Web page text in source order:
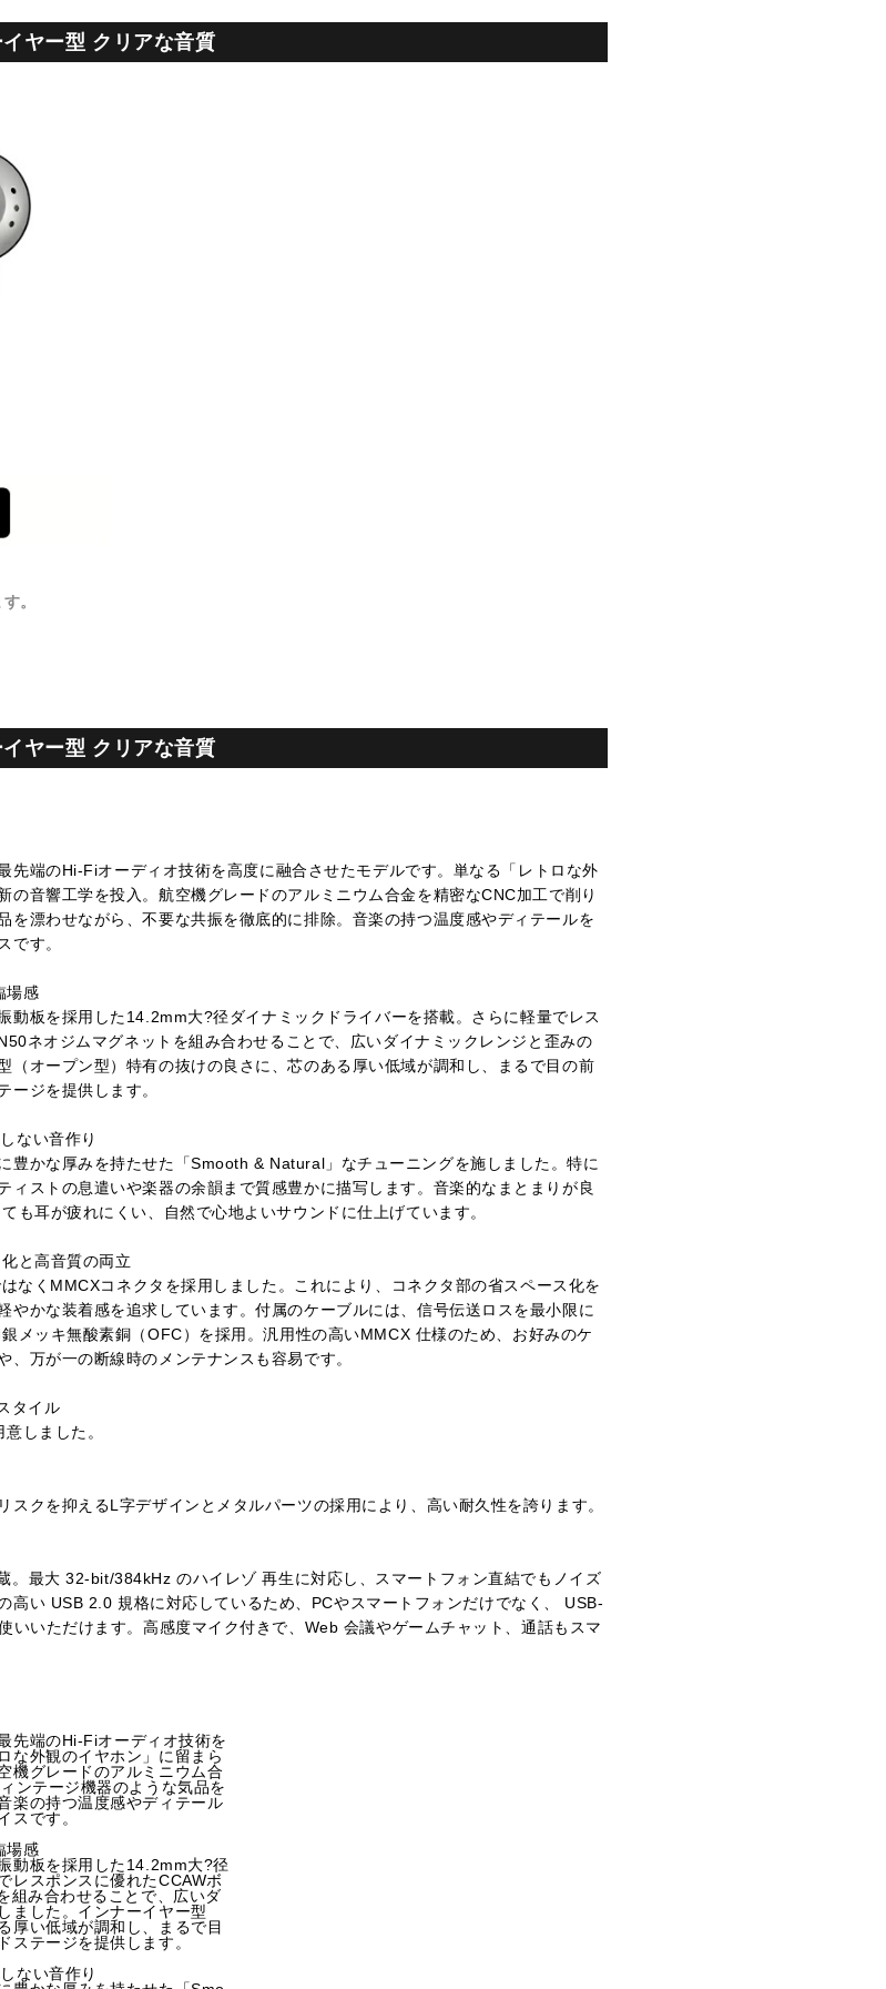
ヤー型 クリアな音質
。
ヤー型 クリアな音質
先端のHi-Fiオーディオ技術を高度に融合させたモデルです。単なる「レトロな外
の音響工学を投入。航空機グレードのアルミニウム合金を精密なCNC加工で削り
を漂わせながら、不要な共振を徹底的に排除。音楽の持つ温度感やディテールを
です。
場感
動板を採用した14.2mm大?径ダイナミックドライバーを搭載。さらに軽量でレス
ネオジムマグネットを組み合わせることで、広いダイナミックレンジと歪みの
（オープン型）特有の抜けの良さに、芯のある厚い低域が調和し、まるで目の前
ージを提供します。
ない音作り
豊かな厚みを持たせた「Smooth & Natural」なチューニングを施しました。特に
ィストの息遣いや楽器の余韻まで質感豊かに描写します。音楽的なまとまりが良
も耳が疲れにくい、自然で心地よいサウンドに仕上げています。
と高音質の両立
なくMMCXコネクタを採用しました。これにより、コネクタ部の省スペース化を
やかな装着感を追求しています。付属のケーブルには、信号伝送ロスを最小限に
メッキ無酸素銅（OFC）を採用。汎用性の高いMMCX 仕様のため、お好みのケ
万が一の断線時のメンテナンスも容易です。
タイル
しました。
クを抑えるL字デザインとメタルパーツの採用により、高い耐久性を誇ります。
。最大 32-bit/384kHz のハイレゾ 再生に対応し、スマートフォン直結でもノイズ
高い USB 2.0 規格に対応しているため、PCやスマートフォンだけでなく、 USB-
いいただけます。高感度マイク付きで、Web 会議やゲームチャット、通話もスマ
先端のHi-Fiオーディオ技術を
な外観のイヤホン」に留まら
機グレードのアルミニウム合
ンテージ機器のような気品を
楽の持つ温度感やディテール
スです。
場感
動板を採用した14.2mm大?径
レスポンスに優れたCCAWボ
組み合わせることで、広いダ
ました。インナーイヤー型
厚い低域が調和し、まるで目
ステージを提供します。
ない音作り